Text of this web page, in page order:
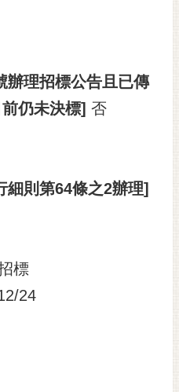
辦理招標公告且已傳
仍未決標] 否
細則第64條之2辦理]
標
24